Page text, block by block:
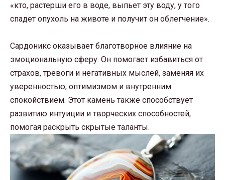
«кто, растерши его в воде, выпьет эту воду, у того
спадет опухоль на животе и получит он облегчение».
Сардоникс оказывает благотворное влияние на
эмоциональную сферу. Он помогает избавиться от
страхов, тревоги и негативных мыслей, заменяя их
уверенностью, оптимизмом и внутренним
спокойствием. Этот камень также способствует
развитию интуиции и творческих способностей,
помогая раскрыть скрытые таланты.